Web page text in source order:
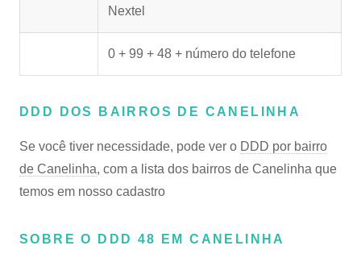
Nextel
0 + 99 + 48 + número do telefone
DDD DOS BAIRROS DE CANELINHA
Se você tiver necessidade, pode ver o DDD por bairro
de Canelinha, com a lista dos bairros de Canelinha que
temos em nosso cadastro
SOBRE O DDD 48 EM CANELINHA